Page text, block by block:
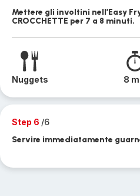
Mettere gli involtini nell’Easy
CROCCHETTE per 7 a 8 minuti.
Nuggets 8
Step 6 /6
Servire immediatamente